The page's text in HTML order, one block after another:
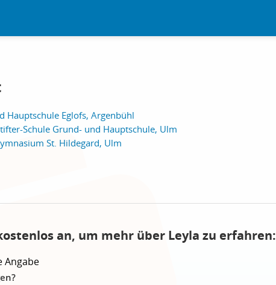
Hauptschule Eglofs, Argenbühl
Schule Grund- und Hauptschule, Ulm
St. Hildegard, Ulm
an, um mehr über Leyla zu erfahren:
Angabe